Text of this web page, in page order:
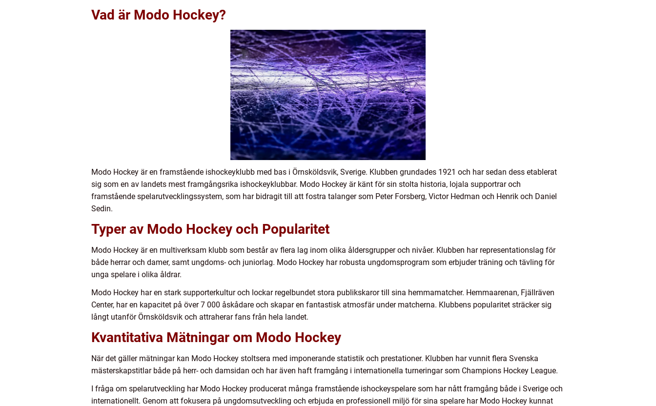
Vad är Modo Hockey?
Modo Hockey är en framstående ishockeyklubb med bas i Örnsköldsvik, Sverige. Klubben grundades 1921 och har sedan dess etablerat
sig som en av landets mest framgångsrika ishockeyklubbar. Modo Hockey är känt för sin stolta historia, lojala supportrar och
framstående spelarutvecklingssystem, som har bidragit till att fostra talanger som Peter Forsberg, Victor Hedman och Henrik och Daniel
Sedin.
Typer av Modo Hockey och Popularitet
Modo Hockey är en multiverksam klubb som består av flera lag inom olika åldersgrupper och nivåer. Klubben har representationslag för
både herrar och damer, samt ungdoms- och juniorlag. Modo Hockey har robusta ungdomsprogram som erbjuder träning och tävling för
unga spelare i olika åldrar.
Modo Hockey har en stark supporterkultur och lockar regelbundet stora publikskaror till sina hemmamatcher. Hemmaarenan, Fjällräven
Center, har en kapacitet på över 7 000 åskådare och skapar en fantastisk atmosfär under matcherna. Klubbens popularitet sträcker sig
långt utanför Örnsköldsvik och attraherar fans från hela landet.
Kvantitativa Mätningar om Modo Hockey
När det gäller mätningar kan Modo Hockey stoltsera med imponerande statistik och prestationer. Klubben har vunnit flera Svenska
mästerskapstitlar både på herr- och damsidan och har även haft framgång i internationella turneringar som Champions Hockey League.
I fråga om spelarutveckling har Modo Hockey producerat många framstående ishockeyspelare som har nått framgång både i Sverige och
internationellt. Genom att fokusera på ungdomsutveckling och erbjuda en professionell miljö för sina spelare har Modo Hockey kunnat